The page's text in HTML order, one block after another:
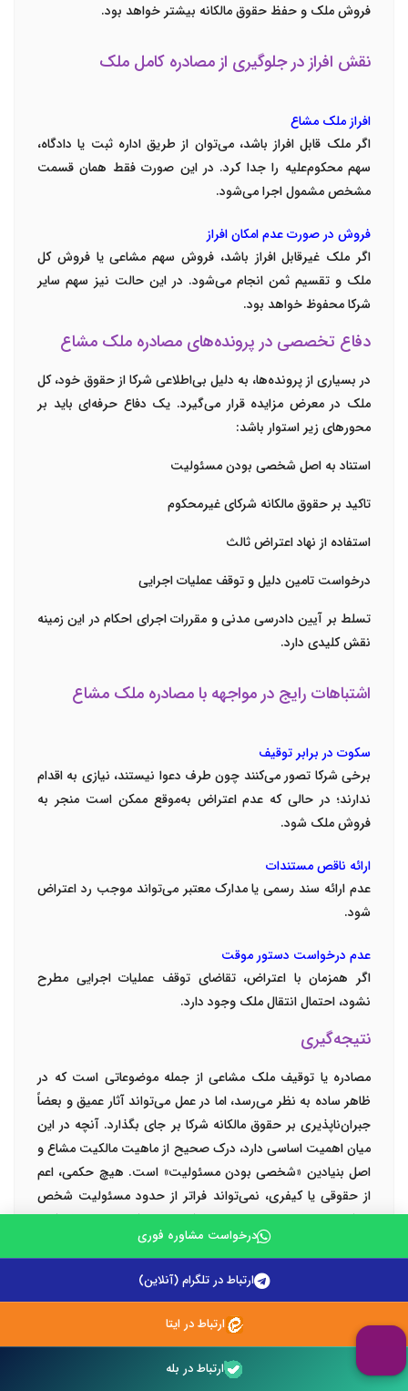
فروش ملک و حفظ حقوق مالکانه بیشتر خواهد بود.
نقش افراز در جلوگیری از مصادره کامل ملک
افراز ملک مشاع
اگر ملک قابل افراز باشد، می‌توان از طریق اداره ثبت یا دادگاه،
سهم محکوم‌علیه را جدا کرد. در این صورت فقط همان قسمت
مشخص مشمول اجرا می‌شود.
فروش در صورت عدم امکان افراز
اگر ملک غیرقابل افراز باشد، فروش سهم مشاعی یا فروش کل
ملک و تقسیم ثمن انجام می‌شود. در این حالت نیز سهم سایر
شرکا محفوظ خواهد بود.
دفاع تخصصی در پرونده‌های مصادره ملک مشاع
در بسیاری از پرونده‌ها، به دلیل بی‌اطلاعی شرکا از حقوق خود، کل
ملک در معرض مزایده قرار می‌گیرد. یک دفاع حرفه‌ای باید بر
محورهای زیر استوار باشد:
استناد به اصل شخصی بودن مسئولیت
تاکید بر حقوق مالکانه شرکای غیرمحکوم
استفاده از نهاد اعتراض ثالث
درخواست تامین دلیل و توقف عملیات اجرایی
تسلط بر آیین دادرسی مدنی و مقررات اجرای احکام در این زمینه
نقش کلیدی دارد.
اشتباهات رایج در مواجهه با مصادره ملک مشاع
سکوت در برابر توقیف
برخی شرکا تصور می‌کنند چون طرف دعوا نیستند، نیازی به اقدام
ندارند؛ در حالی که عدم اعتراض به‌موقع ممکن است منجر به
فروش ملک شود.
ارائه ناقص مستندات
عدم ارائه سند رسمی یا مدارک معتبر می‌تواند موجب رد اعتراض
شود.
عدم درخواست دستور موقت
اگر همزمان با اعتراض، تقاضای توقف عملیات اجرایی مطرح
نشود، احتمال انتقال ملک وجود دارد.
نتیجه‌گیری
مصادره یا توقیف ملک مشاعی از جمله موضوعاتی است که در
ظاهر ساده به نظر می‌رسد، اما در عمل می‌تواند آثار عمیق و بعضاً
جبران‌ناپذیری بر حقوق مالکانه شرکا بر جای بگذارد. آنچه در این
میان اهمیت اساسی دارد، درک صحیح از ماهیت مالکیت مشاع و
اصل بنیادین «شخصی بودن مسئولیت» است. هیچ حکمی، اعم
از حقوقی یا کیفری، نمی‌تواند فراتر از حدود مسئولیت شخص
محکوم اجرا شود و حقوق سایر شرکای غیرمحکوم را مخدوش کند.
بنابراین هرگاه عملیات اجرایی از این چارچوب خارج شود، امکان
در بسیاری از پرونده‌ها، مشکل اصلی نه در فقدان حق، بلکه در
تأخیر در اقدام یا عدم استفاده از ابزارهای قانونی مناسب است.
شریک غیرمحکوم اگر در زمان مناسب اعتراض ثالث اجرایی
مطرح نکند یا درخواست توقف عملیات اجرایی را ارائه ندهد،
درخواست مشاوره فوری
ارتباط در تلگرام (آنلاین)
ارتباط در ایتا
ارتباط در بله